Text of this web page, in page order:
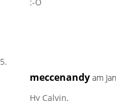
meccenandy am
Hy Calvin,